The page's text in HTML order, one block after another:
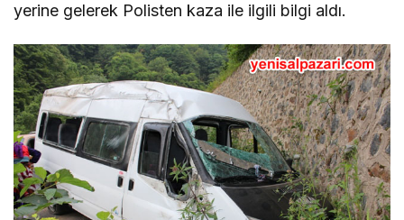
yerine gelerek Polisten kaza ile ilgili bilgi aldı.